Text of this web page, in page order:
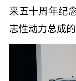
来五十周年纪
志性动力总成的